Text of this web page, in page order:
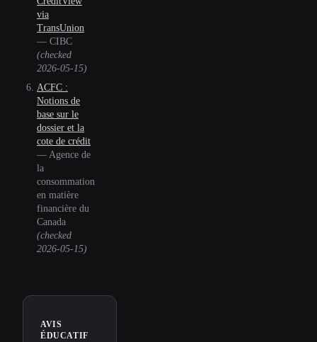
via
TransUnion
— CIBC
(checked
2026-05-15)
ACFC :
Notions de
base sur le
dossier et la
cote de crédit
— Agence de
la
consommation
en matière
financière du
Canada
(checked
2026-05-15)
AVIS
ÉDUCATIF